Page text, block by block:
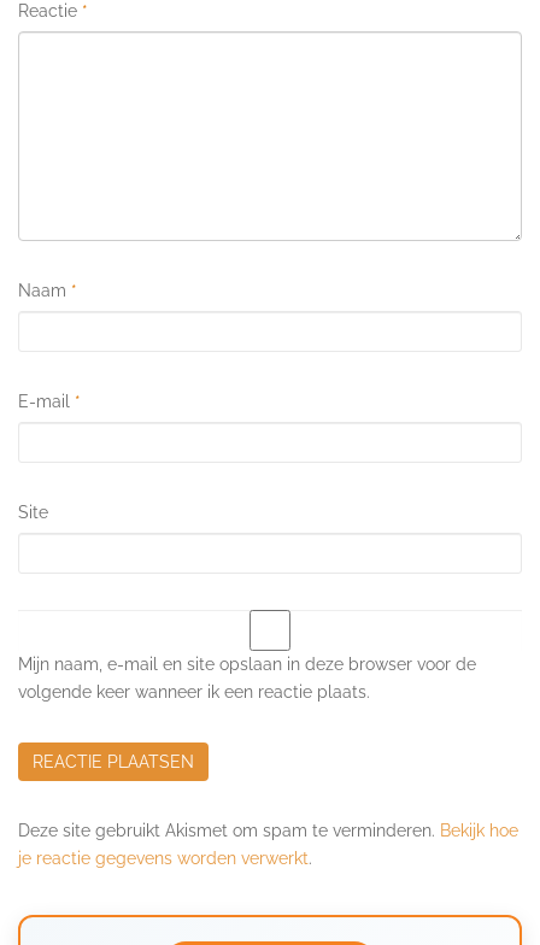
Reactie *
Naam *
E-mail *
Site
Mijn naam, e-mail en site opslaan in deze browser voor de
volgende keer wanneer ik een reactie plaats.
Deze site gebruikt Akismet om spam te verminderen. Bekijk hoe
je reactie gegevens worden verwerkt.